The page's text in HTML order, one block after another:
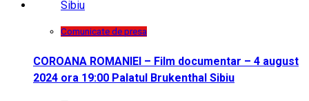
Comunicate de presa
COROANA ROMANIEI – Film documentar – 4 august
2024 ora 19:00 Palatul Brukenthal Sibiu